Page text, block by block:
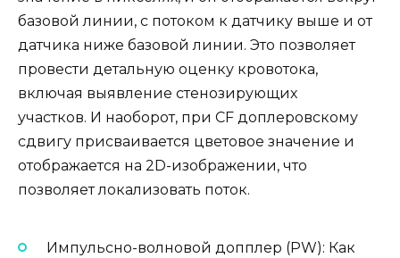
базовой линии, с потоком к датчику выше и от
датчика ниже базовой линии. Это позволяет
провести детальную оценку кровотока,
включая выявление стенозирующих
участков. И наоборот, при CF доплеровскому
сдвигу присваивается цветовое значение и
отображается на 2D-изображении, что
позволяет локализовать поток.
Импульсно-волновой допплер (PW): Как